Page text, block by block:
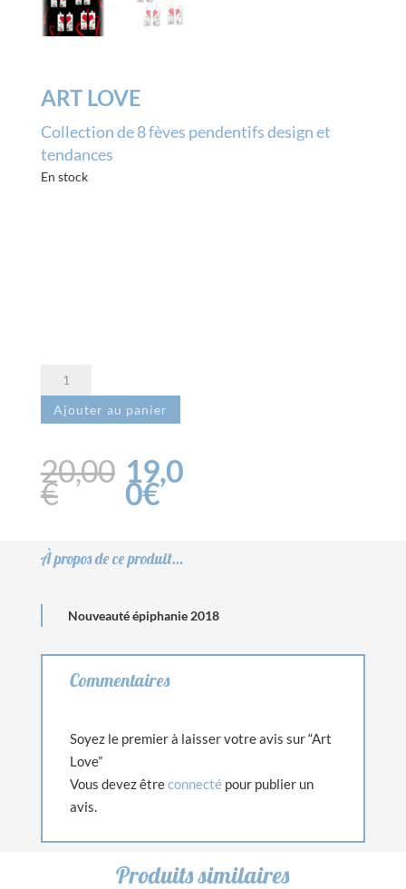
ART LOVE
Collection de 8 fèves pendentifs design et
tendances
En stock
quantité
de
Art
Ajouter au panier
20,00
€
19,0
0€
À propos de ce produit…
Nouveauté épiphanie 2018
Commentaires
Soyez le premier à laisser votre avis sur “Art
Love”
Vous devez êtreconnectépour publier un
avis.
Produits similaires